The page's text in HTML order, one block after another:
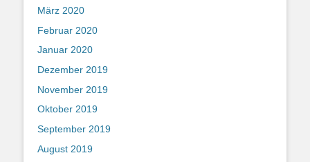
März 2020
Februar 2020
Januar 2020
Dezember 2019
November 2019
Oktober 2019
September 2019
August 2019